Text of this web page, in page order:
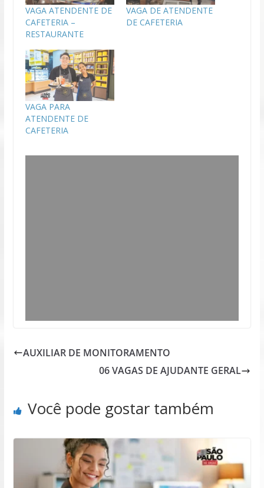
VAGA ATENDENTE DE
CAFETERIA –
RESTAURANTE
VAGA DE ATENDENTE
DE CAFETERIA
VAGA PARA
ATENDENTE DE
CAFETERIA
AUXILIAR DE MONITORAMENTO
06 VAGAS DE AJUDANTE GERAL
Você pode gostar também